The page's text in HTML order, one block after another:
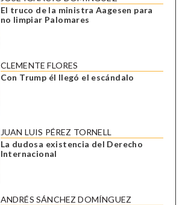
El truco de la ministra Aagesen para
no limpiar Palomares
CLEMENTE FLORES
Con Trump él llegó el escándalo
JUAN LUIS PÉREZ TORNELL
La dudosa existencia del Derecho
Internacional
ANDRÉS SÁNCHEZ DOMÍNGUEZ